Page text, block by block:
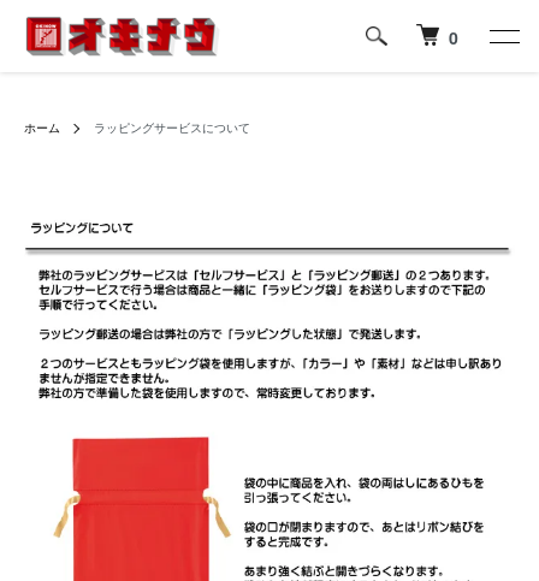
0
ホーム ラッピングサービスについて